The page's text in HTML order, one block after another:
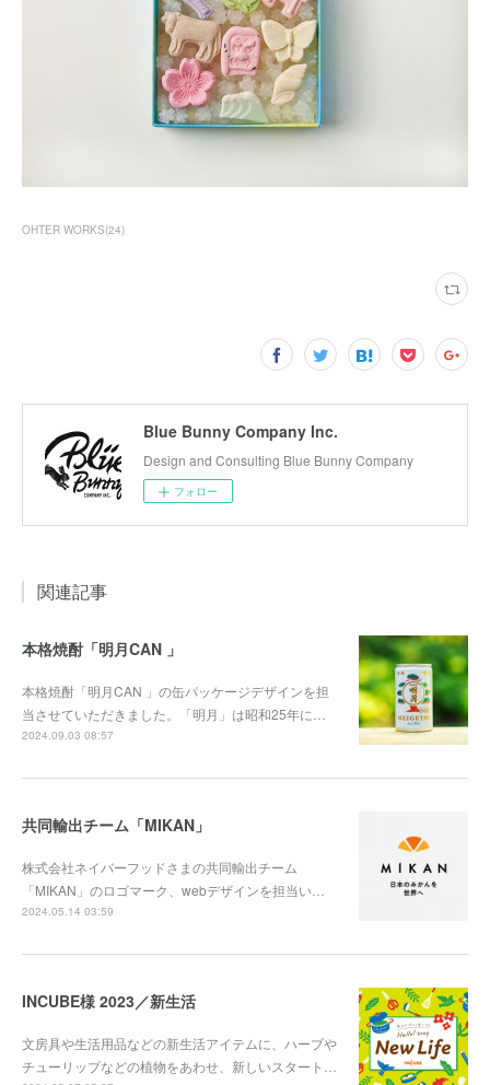
OHTER WORKS(24)
Blue Bunny Company Inc.
Design and Consulting Blue Bunny Company
フォロー
関連記事
本格焼酎「明月CAN 」
本格焼酎「明月CAN 」の缶パッケージデザインを担
当させていただきました。「明月」は昭和25年に…
2024.09.03 08:57
共同輸出チーム「MIKAN」
株式会社ネイバーフッドさまの共同輸出チーム
「MIKAN」のロゴマーク、webデザインを担当い…
2024.05.14 03:59
INCUBE様 2023／新生活
文房具や生活用品などの新生活アイテムに、ハーブや
チューリップなどの植物をあわせ、新しいスタート…